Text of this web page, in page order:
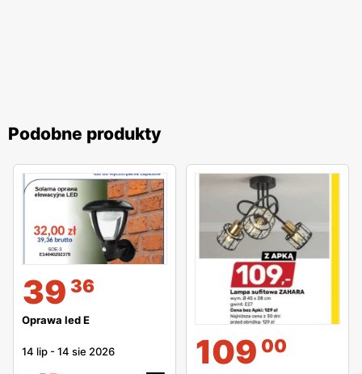
Podobne produkty
39 36
Oprawa led E
14 lip -14 sie 2026 109 00